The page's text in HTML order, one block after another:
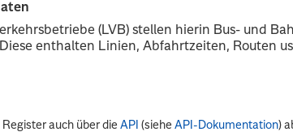
(LVB) stellen hierin Bus- und
enthalten Linien, Abfahrtzeiten, Routen
Register auch über dieAPI (sieheAPI-Dokumentation)